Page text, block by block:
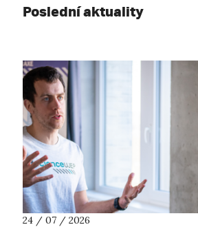
Poslední aktuality
24 / 07 / 2026